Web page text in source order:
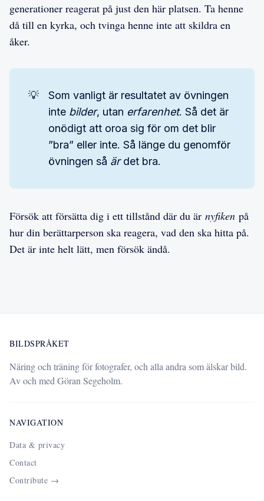
generationer reagerat på just den här platsen. Ta henne
då till en kyrka, och tvinga henne inte att skildra en
åker.
💡
Som vanligt är resultatet av övningen
inte bilder, utan erfarenhet. Så det är
onödigt att oroa sig för om det blir
”bra” eller inte. Så länge du genomför
övningen så ärdet bra.
Försök att försätta dig i ett tillstånd där du är nyfiken på
hur din berättarperson ska reagera, vad den ska hitta på.
Det är inte helt lätt, men försök ändå.
BILDSPRÅKET
Näring och träning för fotografer, och alla andra som älskar bild.
Av och med Göran Segeholm.
NAVIGATION
Data & privacy
Contact
Contribute →